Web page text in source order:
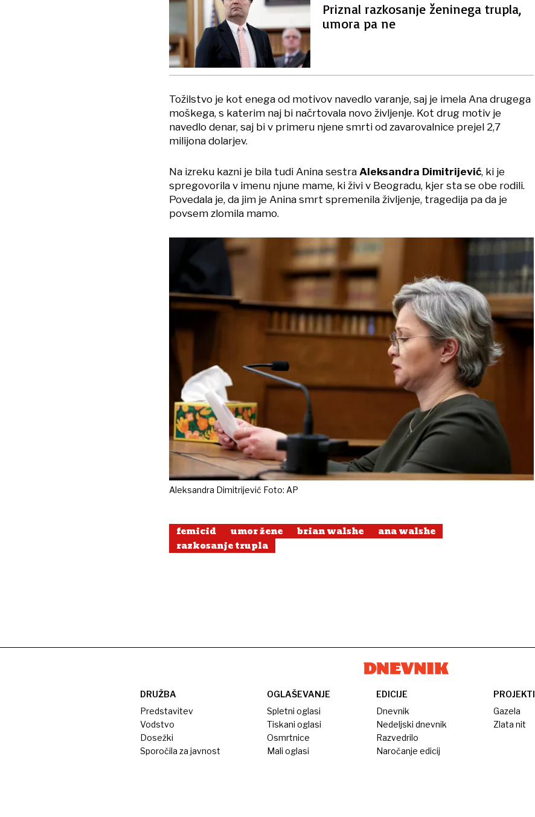
Priznal razkosanje ženinega trupla,
umora pa ne
Tožilstvo je kot enega od motivov navedlo varanje, saj je imela Ana drugega
moškega, s katerim naj bi načrtovala novo življenje. Kot drug motiv je
navedlo denar, saj bi v primeru njene smrti od zavarovalnice prejel 2,7
milijona dolarjev.
Na izreku kazni je bila tudi Anina sestra Aleksandra Dimitrijević, ki je
spregovorila v imenu njune mame, ki živi v Beogradu, kjer sta se obe rodili.
Povedala je, da jim je Anina smrt spremenila življenje, tragedija pa da je
povsem zlomila mamo.
Aleksandra Dimitrijević Foto: AP
femicid umor žene brian walshe
ana walshe
razkosanje trupla
DRUŽBA
Predstavitev
Vodstvo
Dosežki
Sporočila za javnost
OGLAŠEVANJE
Spletni oglasi
Tiskani oglasi
Osmrtnice
Mali oglasi
EDICIJE
Dnevnik
Nedeljski dnevnik
Razvedrilo
Naročanje edicij
PROJEKTI
Gazela
Zlata nit